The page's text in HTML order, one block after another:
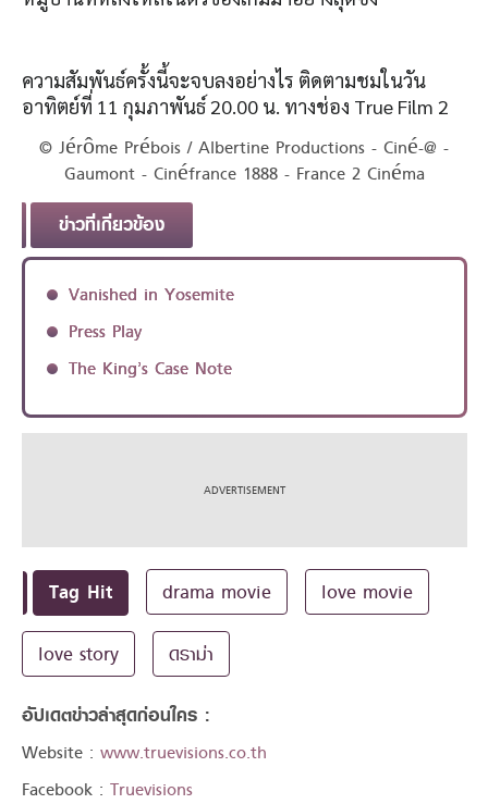
ความสัมพันธ์ครั้งนี้จะจบลงอย่างไร ติดตามชมในวัน
อาทิตย์ที่ 11 กุมภาพันธ์ 20.00 น. ทางช่อง True Film 2
© Jérôme Prébois / Albertine Productions - Ciné-@ -
Gaumont - Cinéfrance 1888 - France 2 Cinéma
ข่าวที่เกี่ยวข้อง
Vanished in Yosemite
Press Play
The King’s Case Note
Tag Hit drama movie love movie
love story ดราม่า
อัปเดตข่าวล่าสุดก่อนใคร :
Website : www.truevisions.co.th
Facebook : Truevisions